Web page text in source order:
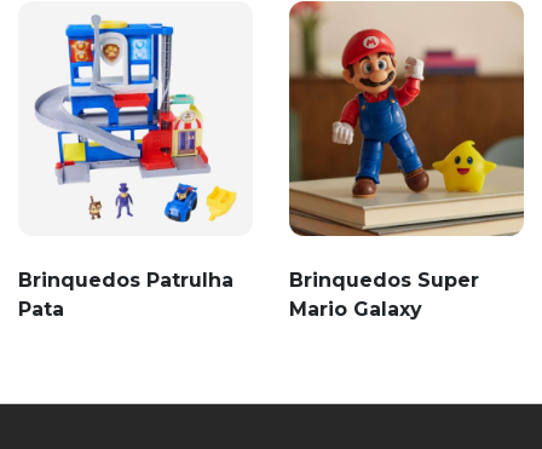
Brinquedos Patrulha
Pata
Brinquedos Super
Mario Galaxy